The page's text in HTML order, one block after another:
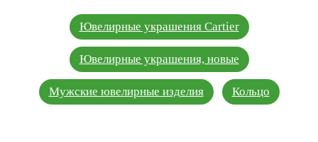
Ювелирные украшения Cartier
Ювелирные украшения, новые
Мужские ювелирные изделия Кольцо